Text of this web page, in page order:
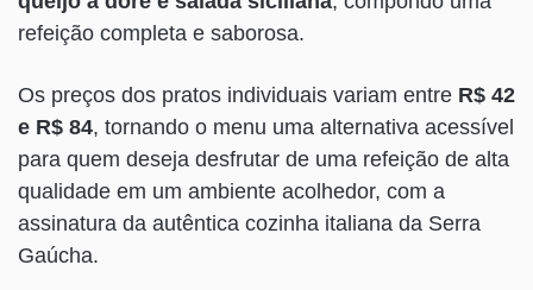
refeição completa e saborosa.
Os preços dos pratos individuais variam entre R$ 42
e R$ 84, tornando o menu uma alternativa acessível
para quem deseja desfrutar de uma refeição de alta
qualidade em um ambiente acolhedor, com a
assinatura da autêntica cozinha italiana da Serra
Gaúcha.